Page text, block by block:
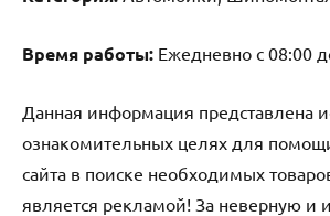
Время работы: Ежедневно с 08:00
Данная информация представлена
ознакомительных целях для
сайта в поиске необходимых
является рекламой! За неверную и